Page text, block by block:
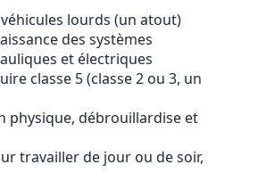
lourds (un atout)
des systèmes
et électriques
classe 5 (classe 2 ou 3, un
physique, débrouillardise et
travailler de jour ou de soir,